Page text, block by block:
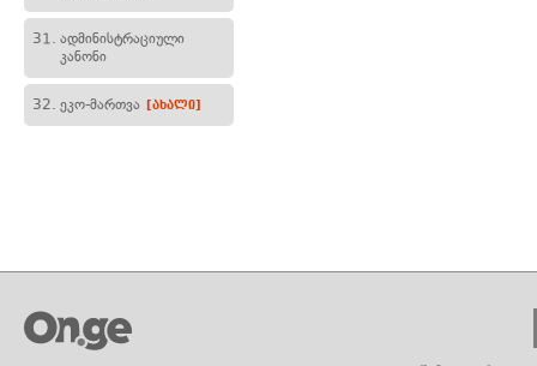
31. ადმინისტრაციული
კანონი
32. ეკო-მართვა [ახალი]